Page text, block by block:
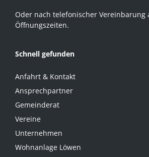
Oder nach telefonischer
Öffnungszeiten.
Schnell gefunden
Anfahrt & Kontakt
Ansprechpartner
Gemeinderat
Vereine
Unternehmen
Wohnanlage Löwen